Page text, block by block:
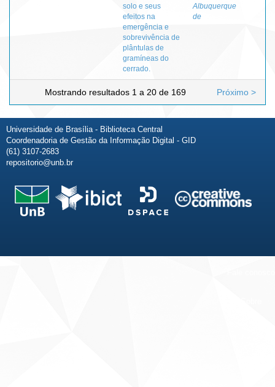
solo e seus
efeitos na
emergência e
sobrevivência de
plântulas de
gramíneas do
cerrado.
Albuquerque
de
Mostrando resultados 1 a 20 de 169 Próximo >
Universidade de Brasília - Biblioteca Central
Coordenadoria de Gestão da Informação Digital - GID
(61) 3107-2683
repositorio@unb.br